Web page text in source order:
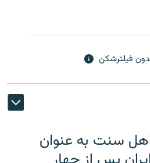
فیلترشکن
سنت به عنوان